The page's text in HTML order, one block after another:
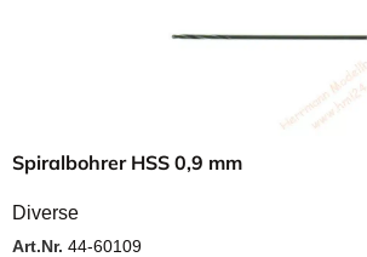
Spiralbohrer HSS 0,9 mm
Diverse
Art.Nr. 44-60109